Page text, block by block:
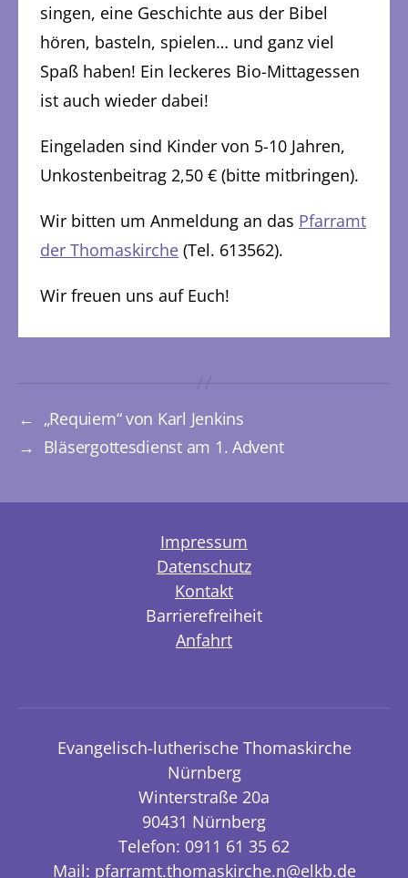
singen, eine Geschichte aus der Bibel
hören, basteln, spielen… und ganz viel
Spaß haben! Ein leckeres Bio-Mittagessen
ist auch wieder dabei!
Eingeladen sind Kinder von 5-10 Jahren,
Unkostenbeitrag 2,50 € (bitte mitbringen).
Wir bitten um Anmeldung an das Pfarramt
der Thomaskirche (Tel. 613562).
Wir freuen uns auf Euch!
← „Requiem“ von Karl Jenkins
→
Bläsergottesdienst am 1. Advent
Impressum
Datenschutz
Kontakt
Barrierefreiheit
Anfahrt
Evangelisch-lutherische Thomaskirche
Nürnberg
Winterstraße 20a
90431 Nürnberg
Telefon: 0911 61 35 62
Mail: pfarramt.thomaskirche.n@elkb.de